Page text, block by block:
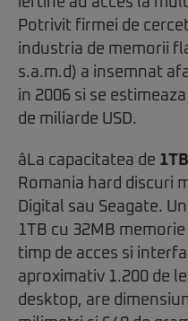
Potrivit firmei de
industria de memorii
s.a.m.d) a insemnat
in 2006 si se
de miliarde USD.
âLa capacitatea de 1TB
Romania hard discuri
Digital sau Seagate.
1TB cu 32MB
timp de acces si
aproximativ 1.200 de
desktop, are